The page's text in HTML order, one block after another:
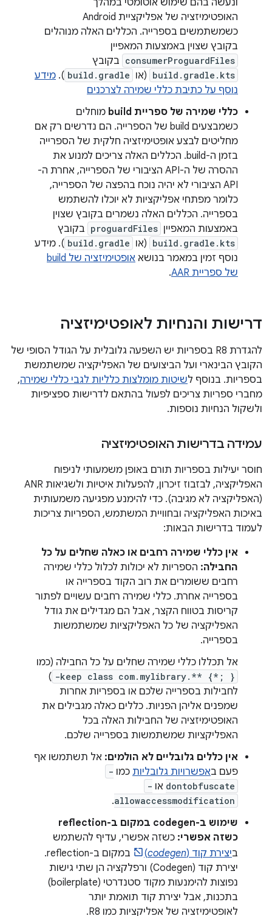
ונעשה בהם שימוש אוטומטי במהלך
האופטימיזציה של אפליקציית Android
כשמשתמשים בספרייה. הכללים האלה מנוהלים
בקובץ שצוין באמצעות המאפיין
consumerProguardFiles בקובץ
build.gradle.kts (או build.gradle
). מידע
נוסף על כתיבת כללי שמירה לצרכנים
כללי שמירה של ספריית build
מוחלים
כשמבצעים build של הספרייה. הם נדרשים רק אם
מחליטים לבצע אופטימיזציה חלקית של הספרייה
בזמן ה-build. הכללים האלה צריכים למנוע את
ההסרה של ה-API הציבורי של הספרייה, אחרת ה-
API הציבורי לא יהיה נוכח בהפצה של הספרייה,
כלומר מפתחי אפליקציות לא יוכלו להשתמש
בספרייה. הכללים האלה נשמרים בקובץ שצוין
באמצעות המאפיין proguardFiles בקובץ
build.gradle.kts (או build.gradle ). מידע
נוסף זמין במאמר בנושא
אופטימיזציה של build
של ספריית AAR
.
דרישות והנחיות לאופטימיזציה
להגדרת R8 בספריות יש השפעה גלובלית על הגודל הסופי של
הקובץ הבינארי ועל הביצועים של האפליקציה שמשתמשת
בספריות. בנוסף לשיטות מומלצות כלליות לגבי כללי שמירה,
מחברי ספריות צריכים לפעול בהתאם לדרישות ספציפיות
ולשקול הנחיות נוספות.
עמידה בדרישות האופטימיזציה
חוסר יעילות בספריות תורם באופן משמעותי לניפוח
האפליקציה, לבזבוז זיכרון, להפעלות איטיות ולשגיאות ANR
(האפליקציה לא מגיבה). כדי להימנע מפגיעה משמעותית
באיכות האפליקציה ובחוויית המשתמש, הספריות צריכות
לעמוד בדרישות הבאות:
אין כללי שמירה רחבים או כאלה שחלים על כל
החבילה: הספריות לא יכולות לכלול כללי שמירה
רחבים ששומרים את רוב הקוד בספרייה או
בספרייה אחרת. כללי שמירה רחבים עשויים לפתור
קריסות בטווח הקצר, אבל הם מגדילים את גודל
האפליקציה של כל האפליקציות שמשתמשות
בספרייה.
אל תכללו כללי שמירה שחלים על כל החבילה (כמו
-keep class com.mylibrary.** {*; }
)
לחבילות בספרייה שלכם או בספריות אחרות
שמפנים אליהן הפניות. כללים כאלה מגבילים את
האופטימיזציה של החבילות האלה בכל
האפליקציות שמשתמשות בספרייה שלכם.
אין כללים גלובליים לא הולמים: אל תשתמשו אף
פעם באפשרויות גלובליות כמו -
dontobfuscate או -
allowaccessmodification
.
שימוש ב-codegen במקום ב-reflection
כשזה אפשרי: כשזה אפשרי, עדיף להשתמש
ביצירת קוד (codegen
)
במקום ב-reflection.
יצירת קוד (Codegen) ורפלקציה הן שתי גישות
נפוצות להימנעות מקוד סטנדרטי (boilerplate)
בתכנות, אבל יצירת קוד תואמת יותר
לאופטימיזציה של אפליקציות כמו R8.